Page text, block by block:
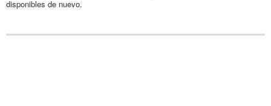
disponibles de nuevo.